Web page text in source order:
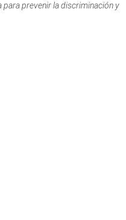
prevenir la discriminación y